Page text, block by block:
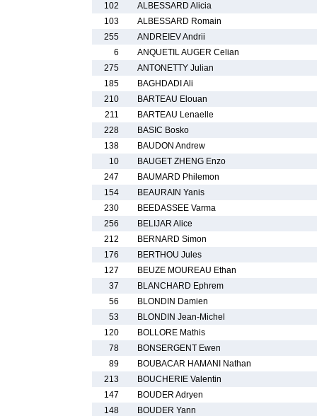
102
ALBESSARD Alicia
103
ALBESSARD Romain
255
ANDREIEV Andrii
6
ANQUETIL AUGER Celian
275
ANTONETTY Julian
185
BAGHDADI Ali
210
BARTEAU Elouan
211
BARTEAU Lenaelle
228
BASIC Bosko
138
BAUDON Andrew
10
BAUGET ZHENG Enzo
247
BAUMARD Philemon
154
BEAURAIN Yanis
230
BEEDASSEE Varma
256
BELIJAR Alice
212
BERNARD Simon
176
BERTHOU Jules
127
BEUZE MOUREAU Ethan
37
BLANCHARD Ephrem
56
BLONDIN Damien
53
BLONDIN Jean-Michel
120
BOLLORE Mathis
78
BONSERGENT Ewen
89
BOUBACAR HAMANI Nathan
213
BOUCHERIE Valentin
147
BOUDER Adryen
148
BOUDER Yann